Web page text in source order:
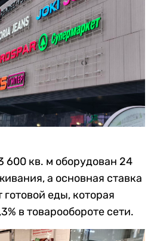
600 кв. м оборудован 24
а основная ставка
готовой еды, которая
в товарообороте сети.